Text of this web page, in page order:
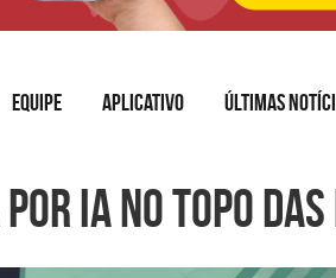
EQUIPE APLICATIVO ÚLTIMAS
IA no topo